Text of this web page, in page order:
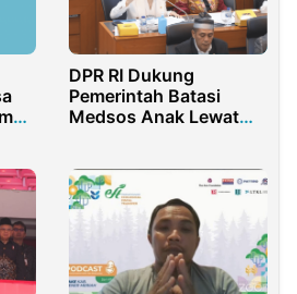
DPR RI Dukung
Pemerintah Batasi
Medsos Anak Lewat